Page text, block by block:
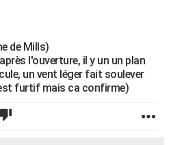
de Mills)
l'ouverture, il y un un plan
un vent léger fait soulever
furtif mais ca confirme)